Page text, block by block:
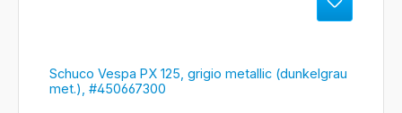
Schuco Vespa PX 125, grigio metallic (dunkelgrau
met.), #450667300